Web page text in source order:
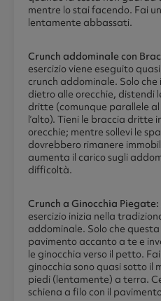
mentre lo stai facendo. Fai
lentamente abbassati.
Crunch addominale con
esercizio viene eseguito
crunch addominale. Solo
dietro alle orecchie, distendi
dritte (comunque parallele
l’alto). Tieni le braccia dritte
orecchie; mentre sollevi le
dovrebbero rimanere
aumenta il carico sugli
difficoltà.
Crunch a Ginocchia Piegate:
esercizio inizia nella
addominale. Solo che
pavimento accanto a te e
le ginocchia verso il petto.
ginocchia sono quasi sotto il
piedi (lentamente) a terra.
schiena a filo con il